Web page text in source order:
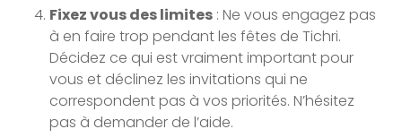
Fixez vous des limites : Ne vous engagez pas
à en faire trop pendant les fêtes de Tichri.
Décidez ce qui est vraiment important pour
vous et déclinez les invitations qui ne
correspondent pas à vos priorités. N’hésitez
pas à demander de l’aide.